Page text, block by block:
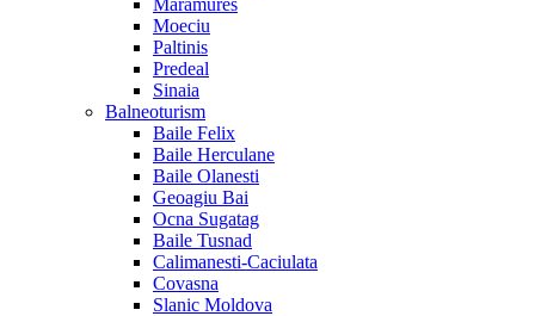
Maramures
Moeciu
Paltinis
Predeal
Sinaia
Balneoturism
Baile Felix
Baile Herculane
Baile Olanesti
Geoagiu Bai
Ocna Sugatag
Baile Tusnad
Calimanesti-Caciulata
Covasna
Slanic Moldova